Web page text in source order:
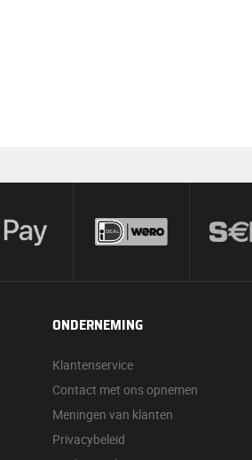
ONDERNEMING
Klantenservice
Contact met ons opnemen
Meningen van klanten
Privacybeleid